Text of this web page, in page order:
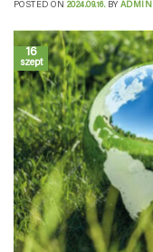
POSTED ON 2024.09.16. BY ADMIN
16
szept